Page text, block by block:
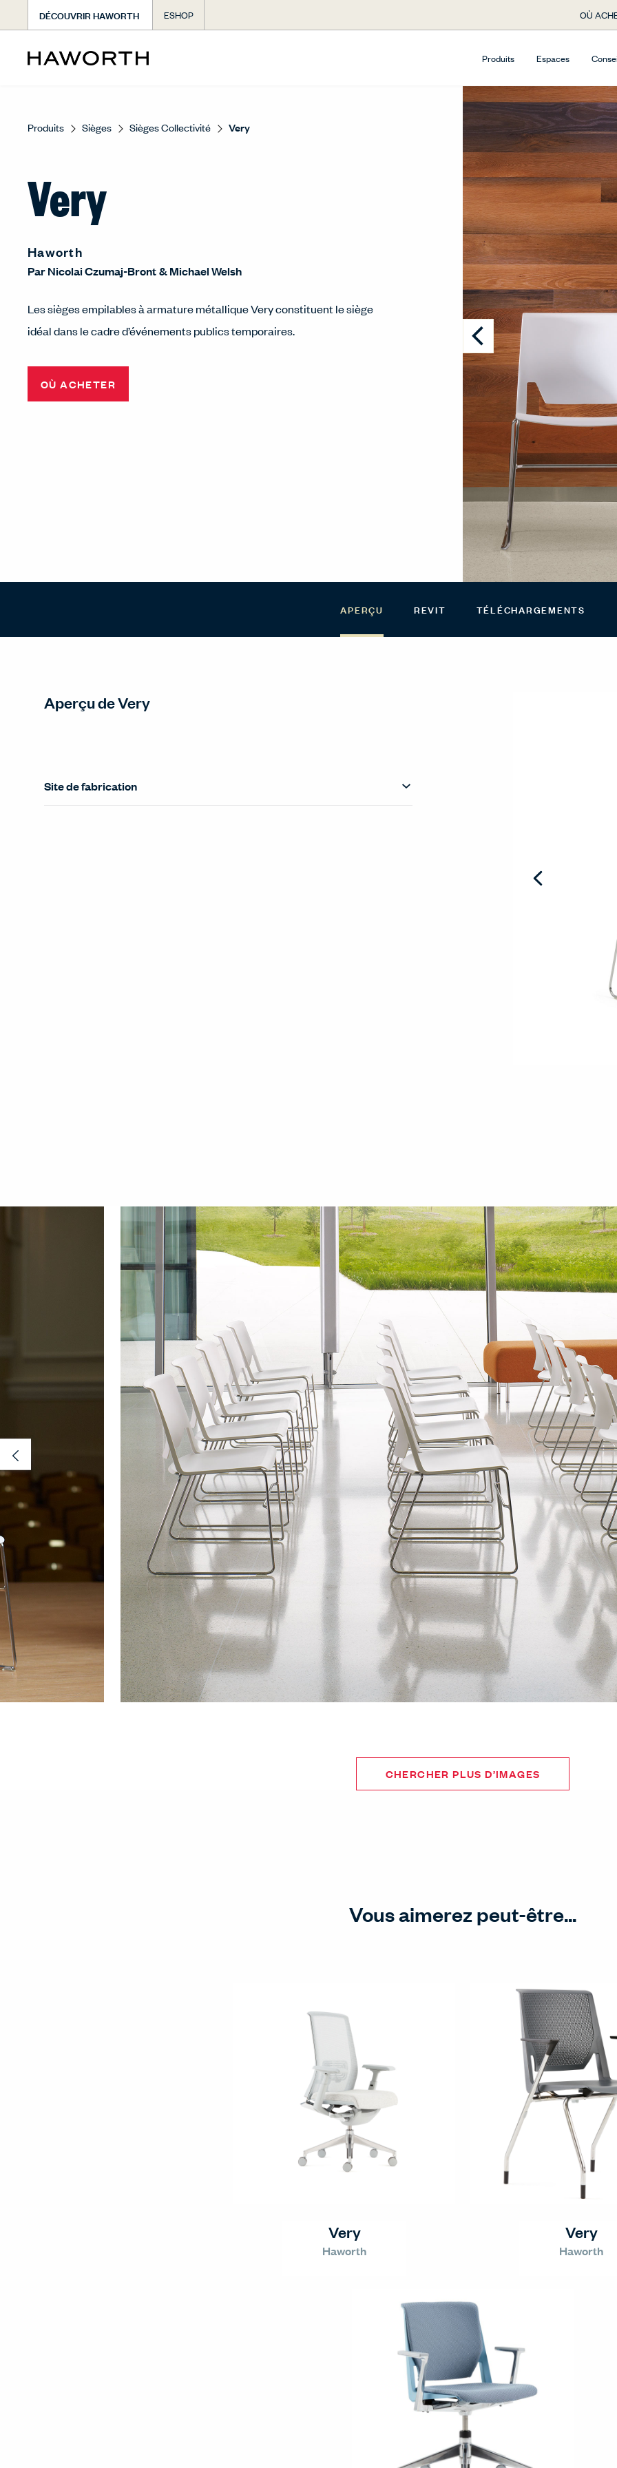
DÉCOUVRIR HAWORTH ESHOP OÙ
Produits Espaces
Produits Sièges Sièges Collectivité Very
Very
Haworth
ParNicolai Czumaj-Bront&Michael Welsh
Les sièges empilables à armature métallique Very constituent le siège
idéal dans le cadre d’événements publics temporaires.
OÙ ACHETER
APERÇU REVIT TÉLÉCHARGEMENTS
Aperçu de Very
Site de fabrication
Previous
CHERCHER PLUS D’IMAGES
Vous aimerez peut-être...
Very
Haworth
Very
Haworth